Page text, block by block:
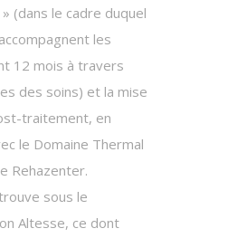
(dans le cadre duquel
les
12 mois à travers
des soins) et la mise
traitement, en
le Domaine Thermal
Rehazenter.
sous le
Altesse, ce dont